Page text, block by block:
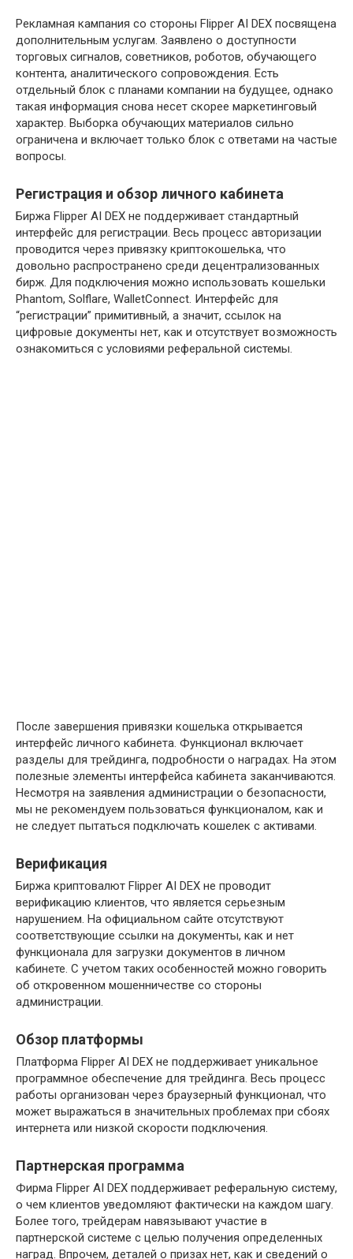
Рекламная кампания со стороны Flipper AI DEX посвящена
дополнительным услугам. Заявлено о доступности
торговых сигналов, советников, роботов, обучающего
контента, аналитического сопровождения. Есть
отдельный блок с планами компании на будущее, однако
такая информация снова несет скорее маркетинговый
характер. Выборка обучающих материалов сильно
ограничена и включает только блок с ответами на частые
вопросы.
Регистрация и обзор личного кабинета
Биржа Flipper AI DEX не поддерживает стандартный
интерфейс для регистрации. Весь процесс авторизации
проводится через привязку криптокошелька, что
довольно распространено среди децентрализованных
бирж. Для подключения можно использовать кошельки
Phantom, Solflare, WalletConnect. Интерфейс для
“регистрации” примитивный, а значит, ссылок на
цифровые документы нет, как и отсутствует возможность
ознакомиться с условиями реферальной системы.
После завершения привязки кошелька открывается
интерфейс личного кабинета. Функционал включает
разделы для трейдинга, подробности о наградах. На этом
полезные элементы интерфейса кабинета заканчиваются.
Несмотря на заявления администрации о безопасности,
мы не рекомендуем пользоваться функционалом, как и
не следует пытаться подключать кошелек с активами.
Верификация
Биржа криптовалют Flipper AI DEX не проводит
верификацию клиентов, что является серьезным
нарушением. На официальном сайте отсутствуют
соответствующие ссылки на документы, как и нет
функционала для загрузки документов в личном
кабинете. С учетом таких особенностей можно говорить
об откровенном мошенничестве со стороны
администрации.
Обзор платформы
Платформа Flipper AI DEX не поддерживает уникальное
программное обеспечение для трейдинга. Весь процесс
работы организован через браузерный функционал, что
может выражаться в значительных проблемах при сбоях
интернета или низкой скорости подключения.
Партнерская программа
Фирма Flipper AI DEX поддерживает реферальную систему,
о чем клиентов уведомляют фактически на каждом шагу.
Более того, трейдерам навязывают участие в
партнерской системе с целью получения определенных
наград. Впрочем, деталей о призах нет, как и сведений о